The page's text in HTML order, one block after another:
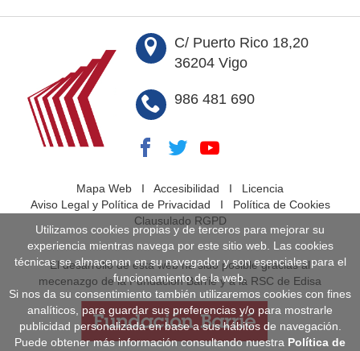
C/ Puerto Rico 18,20
36204 Vigo
986 481 690
Mapa Web I Accesibilidad I Licencia
Aviso Legal y Política de Privacidad I Política de Cookies
Clausulado RGPD
El desarrollo de esta web ha sido posible gracias al
mecenazgo de la Fundación Barrié y a la RSC de Edisa
Utilizamos cookies propias y de terceros para mejorar su
experiencia mientras navega por este sitio web. Las cookies
técnicas se almacenan en su navegador y son esenciales para el
funcionamiento de la web.
Si nos da su consentimiento también utilizaremos cookies con fines
analíticos, para guardar sus preferencias y/o para mostrarle
publicidad personalizada en base a sus hábitos de navegación.
Puede obtener más información consultando nuestra Política de